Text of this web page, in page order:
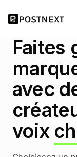
INFLUENCER
Faites
avec
voix